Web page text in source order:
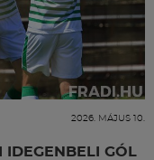
2026. MÁJUS 10.
IDEGENBELI GÓL